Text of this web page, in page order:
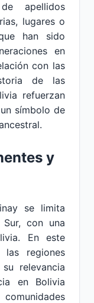
apellidos
lugares o
han sido
en
con las
de las
refuerzan
símbolo de
y
se limita
con una
En este
las regiones
relevancia
en Bolivia